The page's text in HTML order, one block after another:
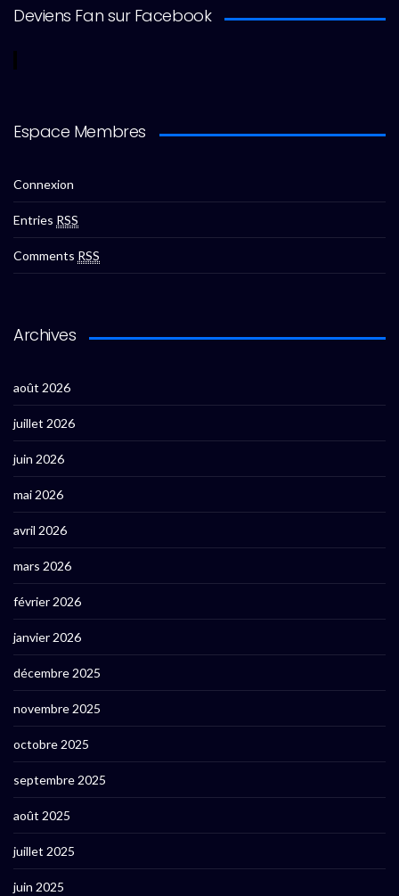
Deviens Fan sur Facebook
Espace Membres
Connexion
Entries RSS
Comments RSS
Archives
août 2026
juillet 2026
juin 2026
mai 2026
avril 2026
mars 2026
février 2026
janvier 2026
décembre 2025
novembre 2025
octobre 2025
septembre 2025
août 2025
juillet 2025
juin 2025